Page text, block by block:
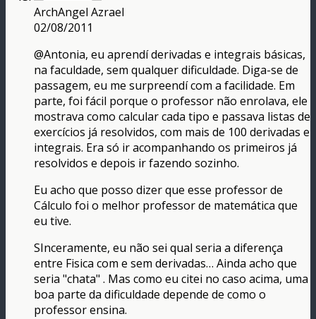
ArchAngel Azrael
02/08/2011
@Antonia, eu aprendí derivadas e integrais básicas,
na faculdade, sem qualquer dificuldade. Diga-se de
passagem, eu me surpreendí com a facilidade. Em
parte, foi fácil porque o professor não enrolava, ele
mostrava como calcular cada tipo e passava listas de
exercícios já resolvidos, com mais de 100 derivadas e
integrais. Era só ir acompanhando os primeiros já
resolvidos e depois ir fazendo sozinho.
Eu acho que posso dizer que esse professor de
Cálculo foi o melhor professor de matemática que
eu tive.
SInceramente, eu não sei qual seria a diferença
entre Fisica com e sem derivadas… Ainda acho que
seria "chata" . Mas como eu citei no caso acima, uma
boa parte da dificuldade depende de como o
professor ensina.